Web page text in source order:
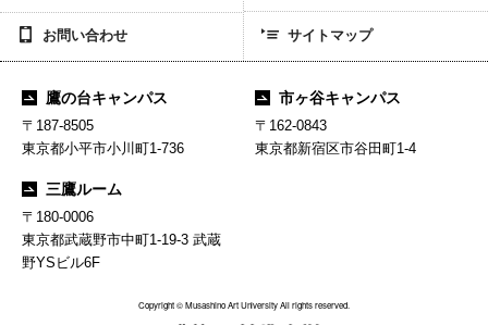
お問い合わせ サイトマップ
鷹の台キャンパス
〒187-8505
東京都小平市小川町1-736
市ヶ谷キャンパス
〒162-0843
東京都新宿区市谷田町1-4
三鷹ルーム
〒180-0006
東京都武蔵野市中町1-19-3 武蔵
野YSビル6F
Copyright © Musashino Art University All rights reserved.